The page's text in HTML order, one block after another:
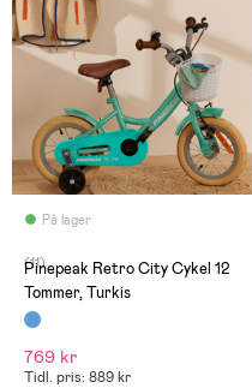
På lager
(11)
Pinepeak Retro City Cykel 12
Tommer, Turkis
769 kr
Tidl. pris: 889 kr